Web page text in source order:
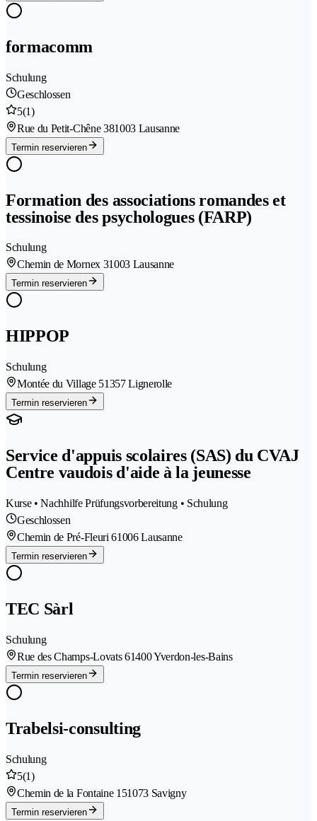
formacomm
Schulung
Geschlossen
5(1)
Rue du Petit-Chêne 381003 Lausanne
Termin reservieren
Formation des associations romandes et
tessinoise des psychologues (FARP)
Schulung
Chemin de Mornex 31003 Lausanne
Termin reservieren
HIPPOP
Schulung
Montée du Village 51357 Lignerolle
Termin reservieren
Service d'appuis scolaires (SAS) du CVAJ
Centre vaudois d'aide à la jeunesse
Kurse • Nachhilfe Prüfungsvorbereitung • Schulung
Geschlossen
Chemin de Pré-Fleuri 61006 Lausanne
Termin reservieren
TEC Sàrl
Schulung
Rue des Champs-Lovats 61400 Yverdon-les-Bains
Termin reservieren
Trabelsi-consulting
Schulung
5(1)
Chemin de la Fontaine 151073 Savigny
Termin reservieren